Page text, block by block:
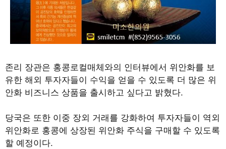
존리 장관은 홍콩로컬매체와의 인터뷰에서 위안화를 보
유한 해외 투자자들이 수익을 얻을 수 있도록 더 많은 위
안화 비즈니스 상품을 출시하고 싶다고 밝혔다.
당국은 또한 이중 장외 거래를 강화하여 투자자들이 역외
위안화로 홍콩에 상장된 위안화 주식을 구매할 수 있도록
할 예정이다.